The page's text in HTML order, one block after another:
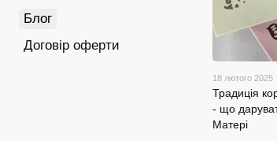
18 лютого 2025
Традиція
- що
Матері
Блог
Договір оферти